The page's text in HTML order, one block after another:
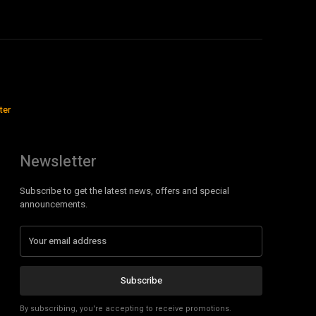
Newsletter
Subscribe to get the latest news, offers and special
announcements.
Subscribe
By subscribing, you're accepting to receive promotions.